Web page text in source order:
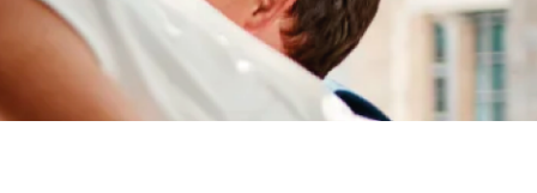
خدماتنا
من نحن
الرئيسية